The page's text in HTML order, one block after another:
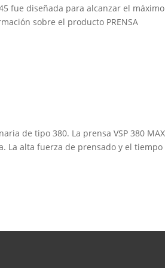
45 fue diseñada para alcanzar el máximo
sobre el producto PRENSA
de tipo 380. La prensa VSP 380 MAX
La alta fuerza de prensado y el tiempo